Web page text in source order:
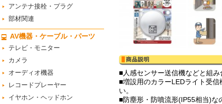
アンテナ接栓・プラグ
部材関連
AV機器・ケーブル・パーツ
テレビ・モニター
カメラ
オーディオ機器
レコードプレーヤー
イヤホン・ヘッドホン
■人感センサー送信機などと組
■増設用のカラーLEDライト受
い。
■防塵形・防噴流形(IP55相当)な